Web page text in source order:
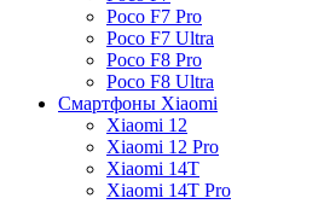
Poco F7 Pro
Poco F7 Ultra
Poco F8 Pro
Poco F8 Ultra
Смартфоны Xiaomi
Xiaomi 12
Xiaomi 12 Pro
Xiaomi 14T
Xiaomi 14T Pro